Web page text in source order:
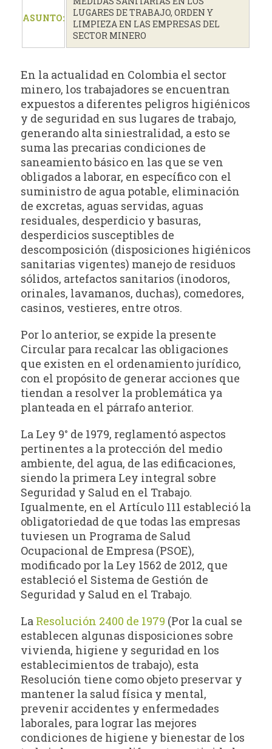
ASUNTO:
LUGARES DE TRABAJO, ORDEN Y
LIMPIEZA EN LAS EMPRESAS DEL
SECTOR MINERO
En la actualidad en Colombia el sector
minero, los trabajadores se encuentran
expuestos a diferentes peligros higiénicos
y de seguridad en sus lugares de trabajo,
generando alta siniestralidad, a esto se
suma las precarias condiciones de
saneamiento básico en las que se ven
obligados a laborar, en específico con el
suministro de agua potable, eliminación
de excretas, aguas servidas, aguas
residuales, desperdicio y basuras,
desperdicios susceptibles de
descomposición (disposiciones higiénicos
sanitarias vigentes) manejo de residuos
sólidos, artefactos sanitarios (inodoros,
orinales, lavamanos, duchas), comedores,
casinos, vestieres, entre otros.
Por lo anterior, se expide la presente
Circular para recalcar las obligaciones
que existen en el ordenamiento jurídico,
con el propósito de generar acciones que
tiendan a resolver la problemática ya
planteada en el párrafo anterior.
La Ley 9° de 1979, reglamentó aspectos
pertinentes a la protección del medio
ambiente, del agua, de las edificaciones,
siendo la primera Ley integral sobre
Seguridad y Salud en el Trabajo.
Igualmente, en el Artículo 111 estableció la
obligatoriedad de que todas las empresas
tuviesen un Programa de Salud
Ocupacional de Empresa (PSOE),
modificado por la Ley 1562 de 2012, que
estableció el Sistema de Gestión de
Seguridad y Salud en el Trabajo.
La Resolución 2400 de 1979 (Por la cual se
establecen algunas disposiciones sobre
vivienda, higiene y seguridad en los
establecimientos de trabajo), esta
Resolución tiene como objeto preservar y
mantener la salud física y mental,
prevenir accidentes y enfermedades
laborales, para lograr las mejores
condiciones de higiene y bienestar de los